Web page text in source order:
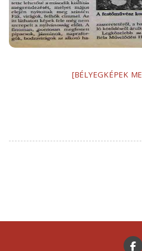
[BÉLYEGKÉPEK